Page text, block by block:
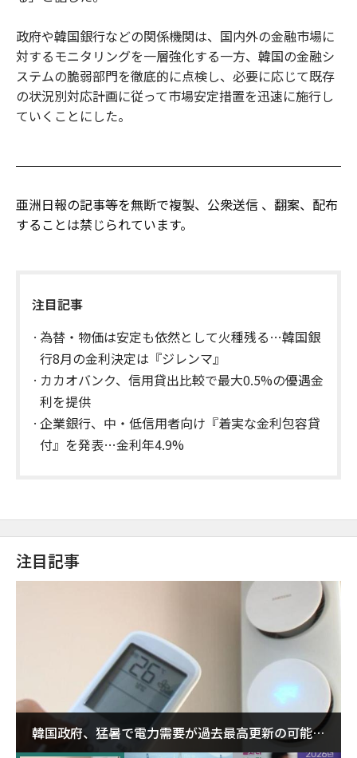
政府や韓国銀行などの関係機関は、国内外の金融市場に
対するモニタリングを一層強化する一方、韓国の金融シ
ステムの脆弱部門を徹底的に点検し、必要に応じて既存
の状況別対応計画に従って市場安定措置を迅速に施行し
ていくことにした。
亜洲日報の記事等を無断で複製、公衆送信 、翻案、配布
することは禁じられています。
注目記事
為替・物価は安定も依然として火種残る…韓国銀
行8月の金利決定は『ジレンマ』
カカオバンク、信用貸出比較で最大0.5%の優遇金
利を提供
企業銀行、中・低信用者向け『着実な金利包容貸
付』を発表…金利年4.9%
注目記事
韓国政府、猛暑で電力需要が過去最高更新の可能性